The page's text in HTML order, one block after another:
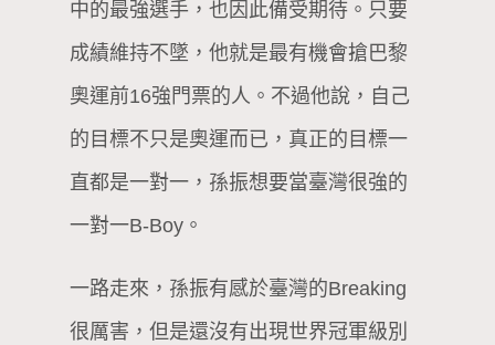
中的最強選手，也因此備受期待。只要
成績維持不墜，他就是最有機會搶巴黎
奧運前16強門票的人。不過他說，自己
的目標不只是奧運而已，真正的目標一
直都是一對一，孫振想要當臺灣很強的
一對一B-Boy。
一路走來，孫振有感於臺灣的Breaking
很厲害，但是還沒有出現世界冠軍級別